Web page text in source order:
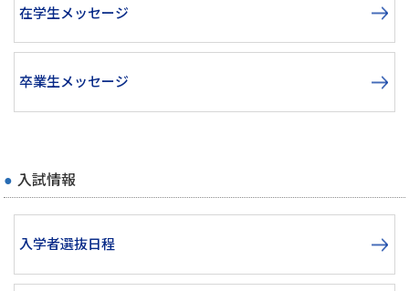
在学生メッセージ
卒業生メッセージ
入試情報
入学者選抜日程